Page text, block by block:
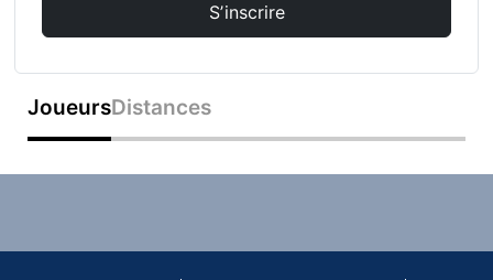
Sʼinscrire
JoueursDistances